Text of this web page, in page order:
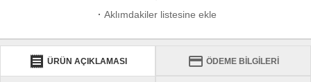
· Aklımdakiler listesine ekle
receipt ÜRÜN AÇIKLAMASI credit_card ÖDEME BİLGİLERİ